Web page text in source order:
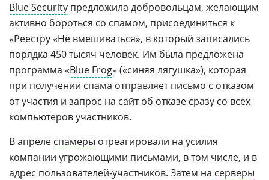
Blue Security предложила добровольцам, желающим
активно бороться со спамом, присоединиться к
«Реестру «Не вмешиваться», в который записались
порядка 450 тысяч человек. Им была предложена
программа «Blue Frog» («синяя лягушка»), которая
при получении спама отправляет письмо с отказом
от участия и запрос на сайт об отказе сразу со всех
компьютеров участников.
В апреле спамеры отреагировали на усилия
компании угрожающими письмами, в том числе, и в
адрес пользователей-участников. Затем на серверы